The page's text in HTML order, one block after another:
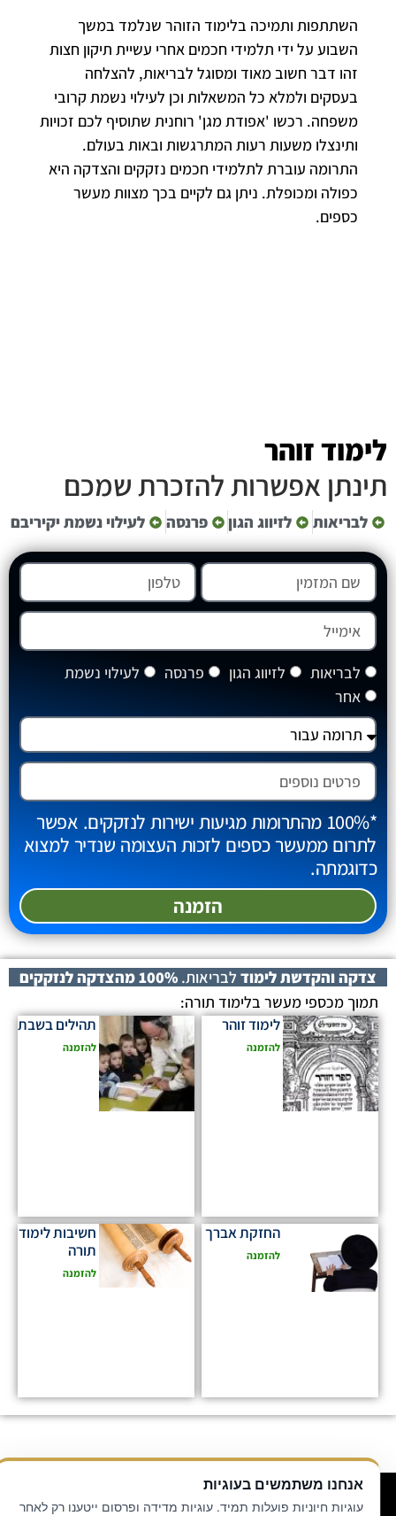
השתתפות ותמיכה בלימוד הזוהר שנלמד במשך
השבוע על ידי תלמידי חכמים אחרי עשיית תיקון חצות
זהו דבר חשוב מאוד ומסוגל לבריאות, להצלחה
בעסקים ולמלא כל המשאלות וכן לעילוי נשמת קרובי
משפחה. רכשו 'אפודת מגן' רוחנית שתוסיף לכם זכויות
ותינצלו משעות רעות המתרגשות ובאות בעולם.
התרומה עוברת לתלמידי חכמים נזקקים והצדקה היא
כפולה ומכופלת. ניתן גם לקיים בכך מצוות מעשר
כספים.
לימוד זוהר
תינתן אפשרות להזכרת שמכם
לבריאות לזיווג הגון פרנסה לעילוי נשמת יקיריבם
לבריאות לזיווג הגון פרנסה
לעילוי נשמת
אחר
*100% מהתרומות מגיעות ישירות לנזקקים. אפשר
לתרום ממעשר כספים לזכות העצומה שנדיר למצוא
כדוגמתה.
הזמנה
צדקה והקדשת לימודלבריאות.100% מהצדקה לנזקקים
תמוך מכספי מעשר בלימוד תורה:
לימוד זוהר
להזמנה
תהילים בשבת
להזמנה
החזקת אברך
להזמנה
חשיבות לימוד
תורה
להזמנה
© כל הזכויות שמורות לאבינו שבשמים
אנחנו משתמשים בעוגיות
עוגיות חיוניות פועלות תמיד. עוגיות מדידה ופרסום ייטענו רק לאחר